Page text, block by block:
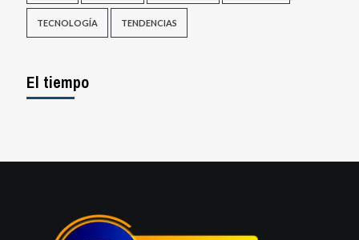
TECNOLOGÍA TENDENCIAS
El tiempo